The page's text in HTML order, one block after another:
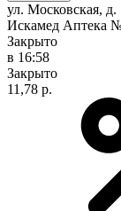
ул. Московская, д.
Искамед Аптека
Закрыто
в 16:58
Закрыто
11,78 р.